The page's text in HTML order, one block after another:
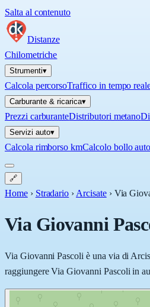
Salta al contenuto
Distanze
Chilometriche
Strumenti▾
Calcola percorsoTraffico in tempo
Carburante & ricarica▾
Prezzi carburanteDistributori metano
Servizi auto▾
Calcola rimborso kmCalcolo bollo
🔗
Home › Stradario › Arcisate › Via
Via Giovanni
Via Giovanni Pascoli è una via di
raggiungere Via Giovanni Pascoli in